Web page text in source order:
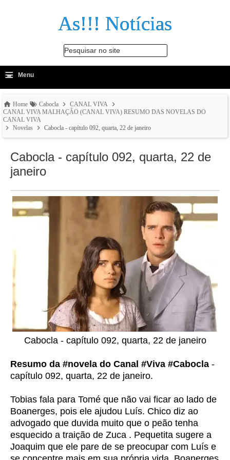
As!!! Notícias
Pesquisar no site
-
≡ Menu
Home Cabocla
CANAL VIVA
CANAL VIVA MALHAÇÃO (CANAL VIVA) RESUMO DAS NOVELAS DO
CANAL VIVA
Novelas
Cabocla - capítulo 092, quarta, 22 de janeiro
Cabocla - capítulo 092, quarta, 22 de
janeiro
Cabocla - capítulo 092, quarta, 22 de janeiro
Resumo da #novela do Canal #Viva #Cabocla -
capítulo 092, quarta, 22 de janeiro.
Tobias fala para Tomé que não vai ficar ao lado de
Boanerges, pois ele ajudou Luís. Chico diz ao
advogado que duvida muito que o peão tenha
esquecido a traição de Zuca . Pequetita sugere a
Joaquim que ele pare de se preocupar com Luís e